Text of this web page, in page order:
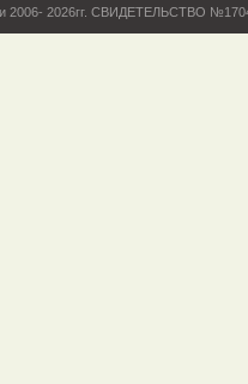
2006- 2026гг. СВИДЕТЕЛЬСТВО